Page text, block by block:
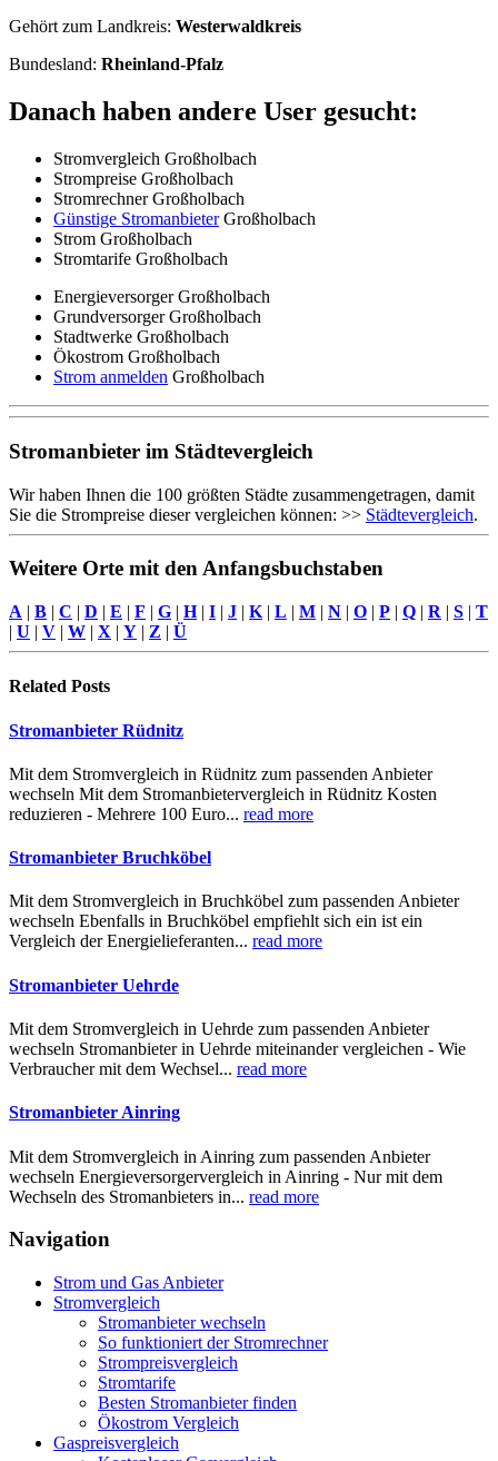
Gehört zum Landkreis: Westerwaldkreis
Bundesland: Rheinland-Pfalz
Danach haben andere User gesucht:
Stromvergleich Großholbach
Strompreise Großholbach
Stromrechner Großholbach
Günstige StromanbieterGroßholbach
Strom Großholbach
Stromtarife Großholbach
Energieversorger Großholbach
Grundversorger Großholbach
Stadtwerke Großholbach
Ökostrom Großholbach
Strom anmelden Großholbach
Stromanbieter im Städtevergleich
Wir haben Ihnen die 100 größten Städte zusammengetragen, damit
Sie die Strompreise dieser vergleichen können: >> Städtevergleich.
Weitere Orte mit den Anfangsbuchstaben
A | B | C | D | E | F | G | H| I | J | K | L | M | N | O | P | Q | R | S | T
| U | V | W | X | Y | Z | Ü
Related Posts
Stromanbieter Rüdnitz
Mit dem Stromvergleich in Rüdnitz zum passenden Anbieter
wechseln Mit dem Stromanbietervergleich in Rüdnitz Kosten
reduzieren - Mehrere 100 Euro... read more
Stromanbieter Bruchköbel
Mit dem Stromvergleich in Bruchköbel zum passenden Anbieter
wechseln Ebenfalls in Bruchköbel empfiehlt sich ein ist ein
Vergleich der Energielieferanten... read more
Stromanbieter Uehrde
Mit dem Stromvergleich in Uehrde zum passenden Anbieter
wechseln Stromanbieter in Uehrde miteinander vergleichen - Wie
Verbraucher mit dem Wechsel... read more
Stromanbieter Ainring
Mit dem Stromvergleich in Ainring zum passenden Anbieter
wechseln Energieversorgervergleich in Ainring - Nur mit dem
Wechseln des Stromanbieters in... read more
Navigation
Strom und Gas Anbieter
Stromvergleich
Stromanbieter wechseln
So funktioniert der Stromrechner
Strompreisvergleich
Stromtarife
Besten Stromanbieter finden
Ökostrom Vergleich
Gaspreisvergleich